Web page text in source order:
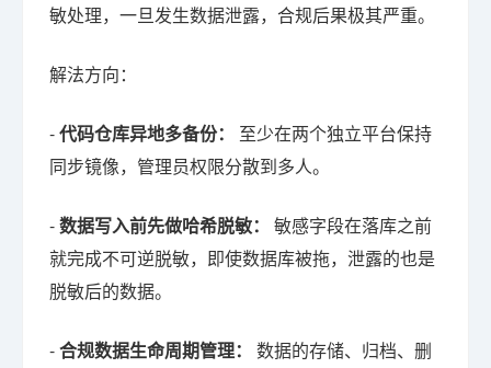
敏处理，一旦发生数据泄露，合规后果极其严重。
解法方向：
-代码仓库异地多备份：
至少在两个独立平台保持
同步镜像，管理员权限分散到多人。
-数据写入前先做哈希脱敏：
敏感字段在落库之前
就完成不可逆脱敏，即使数据库被拖，泄露的也是
脱敏后的数据。
-合规数据生命周期管理：
数据的存储、归档、删